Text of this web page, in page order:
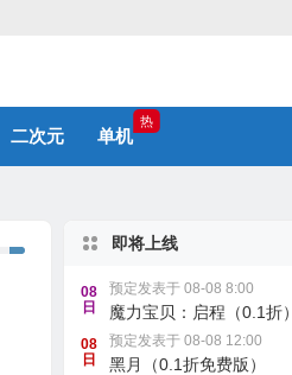
二次元 单机
热
即将上线
08
日
预定发表于 08-08 8:00
魔力宝贝：启程（0.1折）
08
日
预定发表于 08-08 12:00
黑月（0.1折免费版）